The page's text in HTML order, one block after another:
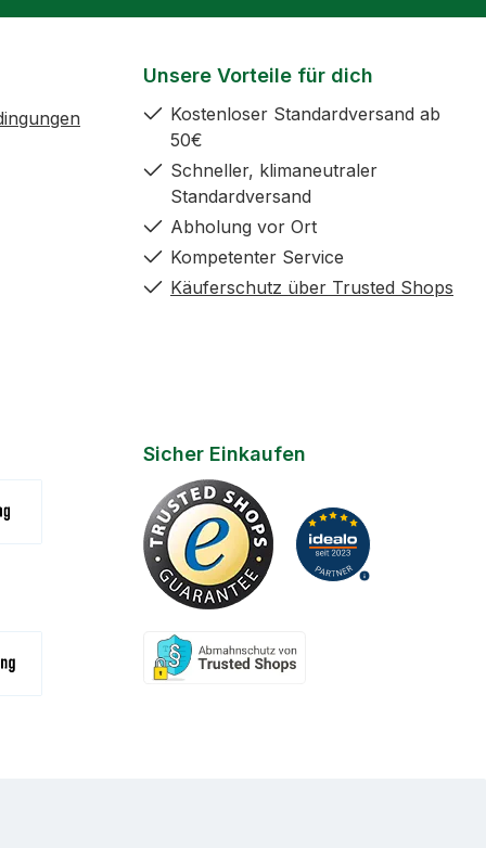
Unsere Vorteile für dich
Kostenloser Standardversand ab
50€
Schneller, klimaneutraler
Standardversand
Abholung vor Ort
Kompetenter Service
Käuferschutz über Trusted Shops
7 Tage)
Sicher Einkaufen